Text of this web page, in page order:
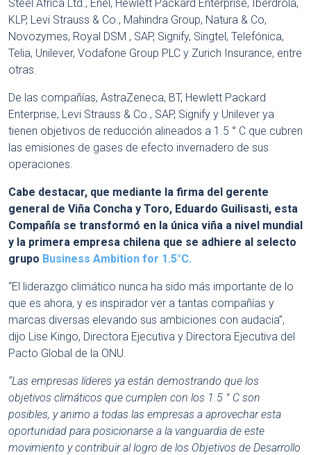
Steel Africa Ltd., Enel, Hewlett Packard Enterprise, Iberdrola,
KLP, Levi Strauss & Co., Mahindra Group, Natura & Co,
Novozymes, Royal DSM , SAP, Signify, Singtel, Telefónica,
Telia, Unilever, Vodafone Group PLC y Zurich Insurance, entre
otras.
De las compañías, AstraZeneca, BT, Hewlett Packard
Enterprise, Levi Strauss & Co., SAP, Signify y Unilever ya
tienen objetivos de reducción alineados a 1.5 ° C que cubren
las emisiones de gases de efecto invernadero de sus
operaciones.
Cabe destacar, que mediante la firma del gerente
general de Viña Concha y Toro, Eduardo Guilisasti, esta
Compañía se transformó en la única viña a nivel mundial
y la primera empresa chilena que se adhiere al selecto
grupo Business Ambition for 1.5°C.
“El liderazgo climático nunca ha sido más importante de lo
que es ahora, y es inspirador ver a tantas compañías y
marcas diversas elevando sus ambiciones con audacia”,
dijo Lise Kingo, Directora Ejecutiva y Directora Ejecutiva del
Pacto Global de la ONU.
“Las empresas líderes ya están demostrando que los
objetivos climáticos que cumplen con los 1.5 ° C son
posibles, y animo a todas las empresas a aprovechar esta
oportunidad para posicionarse a la vanguardia de este
movimiento y contribuir al logro de los Objetivos de Desarrollo